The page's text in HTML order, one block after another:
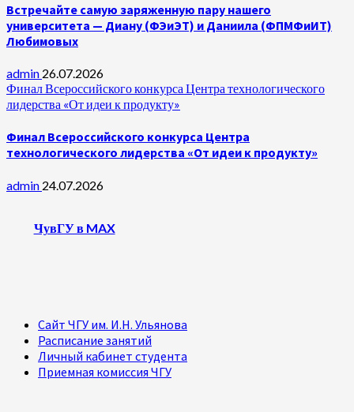
Встречайте самую заряженную пару нашего
университета — Диану (ФЭиЭТ) и Даниила (ФПМФиИТ)
Любимовых
admin 26.07.2026
Финал Всероссийского конкурса Центра технологического
лидерства «От идеи к продукту»
Финал Всероссийского конкурса Центра
технологического лидерства «От идеи к продукту»
admin 24.07.2026
ЧувГУ в MAX
Сайт ЧГУ им. И.Н. Ульянова
Расписание занятий
Личный кабинет студента
Приемная комиссия ЧГУ